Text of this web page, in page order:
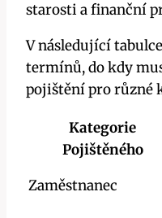
starosti a finanční
V následující
termínů, do kdy
pojištění pro různé
Kategorie
Pojištěného
Zaměstnanec